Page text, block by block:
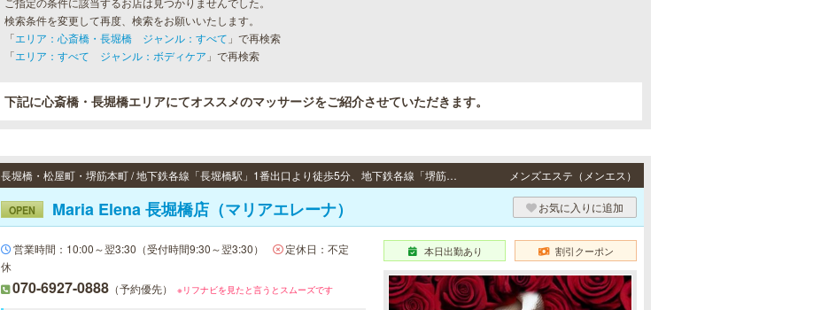
検索条件を変更して再度、検索をお願いいたします。
「エリア：心斎橋・長堀橋 ジャンル：すべて 」で再検索
「エリア：すべて ジャンル：ボディケア 」で再検索
下記に心斎橋・長堀橋エリアにてオススメのマッサージをご紹介させていただきます。
長堀橋・松屋町・堺筋本町 / 地下鉄各線「長堀橋駅」1番出口より徒歩5分、地下鉄各線「堺筋本町駅」3番出口より徒歩5分・地下鉄各線「堺筋本町駅」3番出口より徒歩5分 メンズエステ（メンエス）
OPEN Maria Elena 長堀橋店（マリアエレーナ） お気に入りに追加
営業時間：10:00～翌3:30（受付時間9:30～翌3:30）
定休日：不定
休
070-6927-0888 （予約優先） ※リフナビを見たと言うとスムーズです
本日出勤あり 割引クーポン